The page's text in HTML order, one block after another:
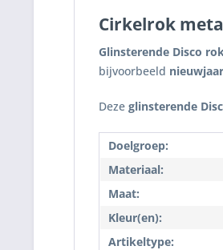
Cirkelrok
Glinsterende Disco
bijvoorbeeld nieuwjaar
Deze glinsterende
Doelgroep:
Materiaal:
Maat:
Kleur(en):
Artikeltype: